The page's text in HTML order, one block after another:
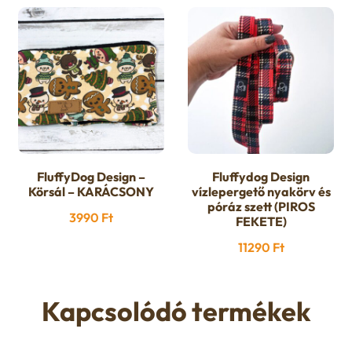
A
változatok
a
termékoldalon
választhatók
ki
9999 Ft
FluffyDog Design –
Körsál – KARÁCSONY
3990 Ft
Fluffydog Design
vízlepergető nyakörv és
póráz szett (PIROS
FEKETE)
11290 Ft
Kapcsolódó termékek